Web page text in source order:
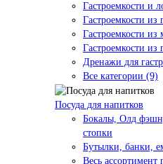
Гастроемкости и
Гастроемкости из
Гастроемкости из
Гастроемкости из
Дренажи для
Все категории (9)
Посуда для напитков
Бокалы, Олд
стопки
Бутылки, банки,
Весь